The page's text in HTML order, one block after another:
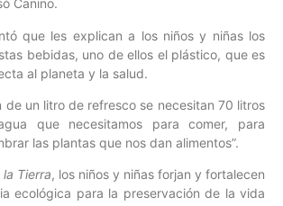
Canino.
que les explican a los niños y niñas los
bebidas, uno de ellos el plástico, que es
al planeta y la salud.
de un litro de refresco se necesitan 70 litros
que necesitamos para comer, para
las plantas que nos dan alimentos”.
Tierra, los niños y niñas forjan y fortalecen
ecológica para la preservación de la vida